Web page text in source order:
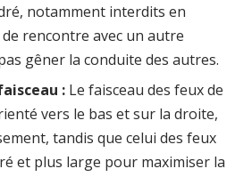
notamment interdits en
rencontre avec un autre
gêner la conduite des autres.
: Le faisceau des feux de
vers le bas et sur la droite,
tandis que celui des feux
et plus large pour maximiser la